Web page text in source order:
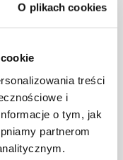
O plikach cookies
treści
i
o tym, jak
partnerom